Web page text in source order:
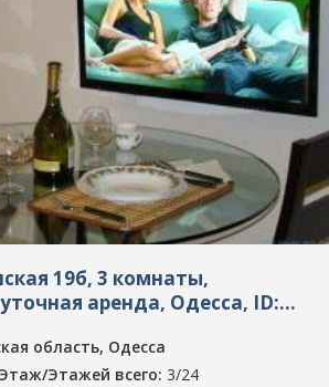
19б, 3 комнаты,
аренда, Одесса, ID:
область, Одесса
Этаж/Этажей всего: 3/24